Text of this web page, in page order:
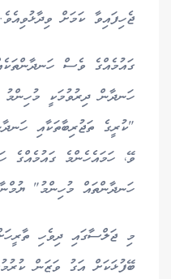
ޖެހިފައިވާ ކަމަށް ވިދާޅުވިއެވެ.
ގައުމެއްގެ ވެސް
ހަނދާން ދިރުވުމަކީ މުހިންމު
"ކުރީގެ ތަޖުރިބާތަކާއި
ވޭ، ހަމައެހެންމެ ގައުމެއްގެ
ހަނދާންތައް މުހިންމު"
ބޭފުޅަކަށް އަގު ވަޒަން